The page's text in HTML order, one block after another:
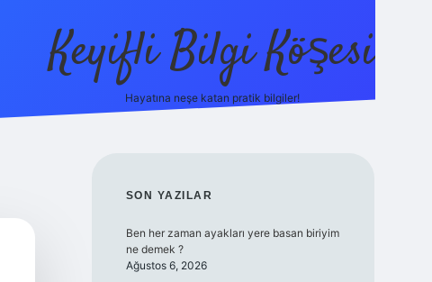
Keyifli Bilgi Köşesi
Hayatına neşe katan pratik bilgiler!
SIDEBAR
SON YAZILAR
Ben her zaman ayakları yere basan biriyim
ne demek ?
Ağustos 6, 2026